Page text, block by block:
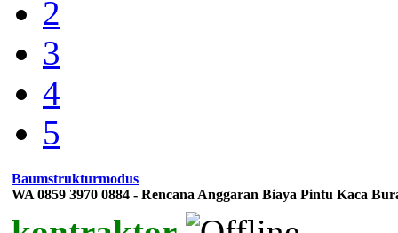
2
3
4
5
Baumstrukturmodus
WA 0859 3970 0884 - Rencana Anggaran Biaya Pintu Kaca